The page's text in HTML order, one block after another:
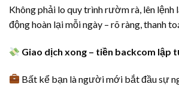
Không phải lo quy trình rườm rà, lên lệnh
động hoàn lại mỗi ngày – rõ ràng, thanh
Giao dịch xong – tiền backcom lập
Bất kể bạn là người mới bắt đầu sự